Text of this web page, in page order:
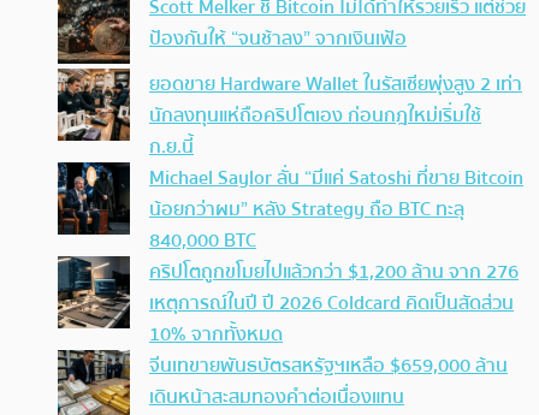
Scott Melker ชี้ Bitcoin ไม่ได้ทำให้รวยเร็ว แต่ช่วย
ป้องกันให้ “จนช้าลง” จากเงินเฟ้อ
ยอดขาย Hardware Wallet ในรัสเซียพุ่งสูง 2 เท่า
นักลงทุนแห่ถือคริปโตเอง ก่อนกฎใหม่เริ่มใช้
ก.ย.นี้
Michael Saylor ลั่น “มีแค่ Satoshi ที่ขาย Bitcoin
น้อยกว่าผม” หลัง Strategy ถือ BTC ทะลุ
840,000 BTC
คริปโตถูกขโมยไปแล้วกว่า $1,200 ล้าน จาก 276
เหตุการณ์ในปี ปี 2026 Coldcard คิดเป็นสัดส่วน
10% จากทั้งหมด
จีนเทขายพันธบัตรสหรัฐฯเหลือ $659,000 ล้าน
เดินหน้าสะสมทองคำต่อเนื่องแทน